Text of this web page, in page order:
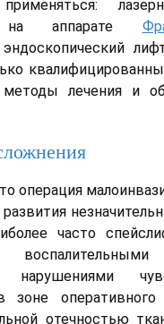
на аппарате
эндоскопический
методы лечения и
операция
часто
нарушениями
зоне
отечностью